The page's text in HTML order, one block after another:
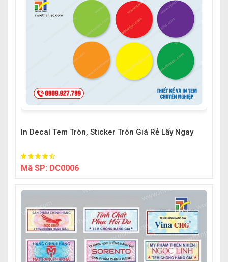
In Decal Tem Tròn, Sticker Tròn Giá Rẻ Lấy Ngay
Mã SP: DC0006